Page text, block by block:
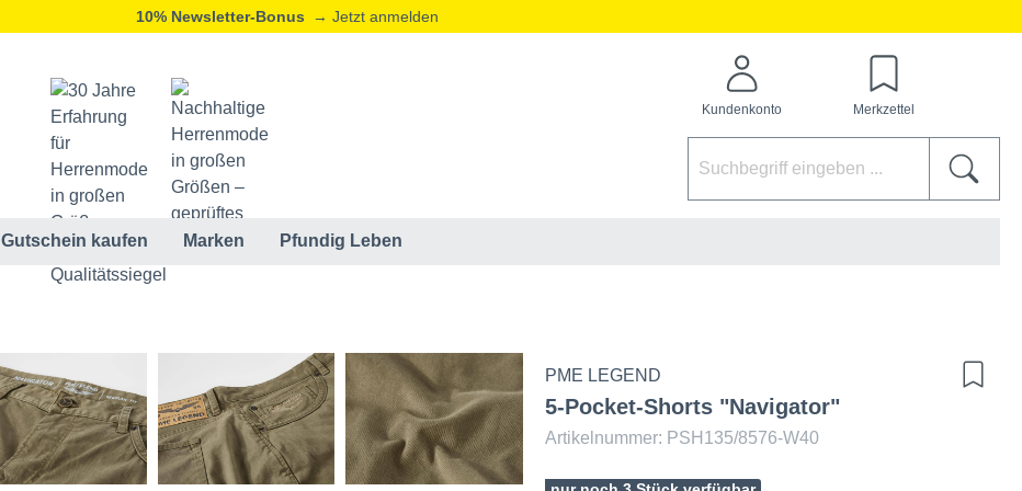
10% Newsletter-Bonus → Jetzt anmelden
Kundenkonto Merkzettel
Gutschein kaufen Marken Pfundig Leben
PME LEGEND
5-Pocket-Shorts "Navigator"
Artikelnummer: PSH135/8576-W40